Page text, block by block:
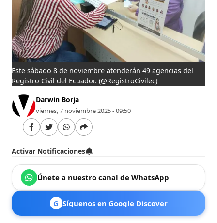
Este sábado 8 de noviembre atenderán 49 agencias del
Registro Civil del Ecuador. (@RegistroCivilec)
Darwin Borja
viernes, 7 noviembre 2025 - 09:50
Activar Notificaciones
Únete a nuestro canal de WhatsApp
G Síguenos en Google Discover